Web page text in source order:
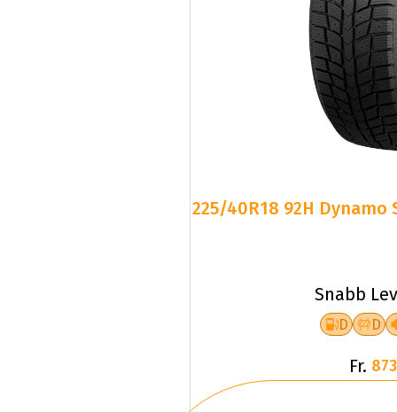
225/40R18 92H Dynamo
Snabb
D D
Fr.